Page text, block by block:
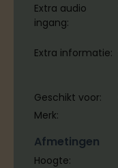
Extra audio
ingang:
Extra informatie:
Geschikt voor:
Merk:
Afmetingen
Hoogte: